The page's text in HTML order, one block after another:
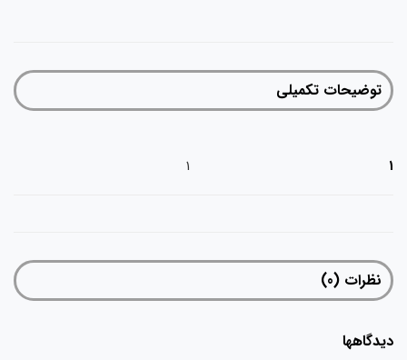
توضیحات تکمیلی
1
1
نظرات (0)
دیدگاهها